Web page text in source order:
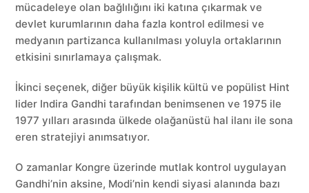
mücadeleye olan bağlılığını iki katına çıkarmak ve
devlet kurumlarının daha fazla kontrol edilmesi ve
medyanın partizanca kullanılması yoluyla ortaklarının
etkisini sınırlamaya çalışmak.
İkinci seçenek, diğer büyük kişilik kültü ve popülist Hint
lider Indira Gandhi tarafından benimsenen ve 1975 ile
1977 yılları arasında ülkede olağanüstü hal ilanı ile sona
eren stratejiyi anımsatıyor.
O zamanlar Kongre üzerinde mutlak kontrol uygulayan
Gandhi’nin aksine, Modi’nin kendi siyasi alanında bazı